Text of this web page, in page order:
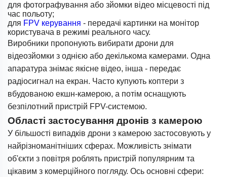
для фотографування або зйомки відео місцевості під
час польоту;
для FPV керування - передачі картинки на монітор
користувача в режимі реального часу.
Виробники пропонують вибирати дрони для
відеозйомки з однією або декількома камерами. Одна
апаратура знімає якісне відео, інша - передає
радіосигнал на екран. Часто купують коптери з
вбудованою екшн-камерою, а потім оснащують
безпілотний пристрій FPV-системою.
Області застосування дронів з камерою
У більшості випадків дрони з камерою застосовують у
найрізноманітніших сферах. Можливість знімати
об'єкти з повітря роблять пристрій популярним та
цікавим з комерційного погляду. Ось основні сфери: